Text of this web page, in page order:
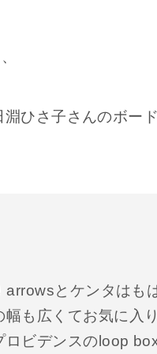
ひさ子さんのボー
arrowsとケンタはも
幅も広くてお気に入
ロビデンスのloop